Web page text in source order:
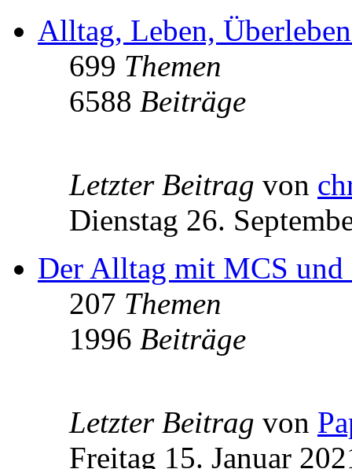
Alltag, Leben,
699 Themen
6588 Beiträge
Letzter Beitrag von
Dienstag 26.
Der Alltag mit MCS und
207 Themen
1996 Beiträge
Letzter Beitrag von
Freitag 15. Januar